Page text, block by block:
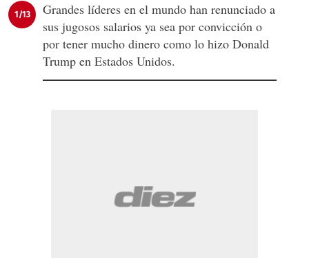
1/13
Grandes líderes en el mundo han renunciado a
sus jugosos salarios ya sea por convicción o
por tener mucho dinero como lo hizo Donald
Trump en Estados Unidos.